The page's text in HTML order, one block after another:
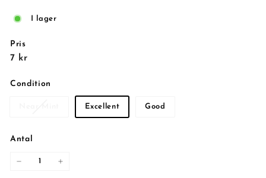
I lager
Pris
Reguljärt
7 kr7
Condition
Excellent Good
Antal